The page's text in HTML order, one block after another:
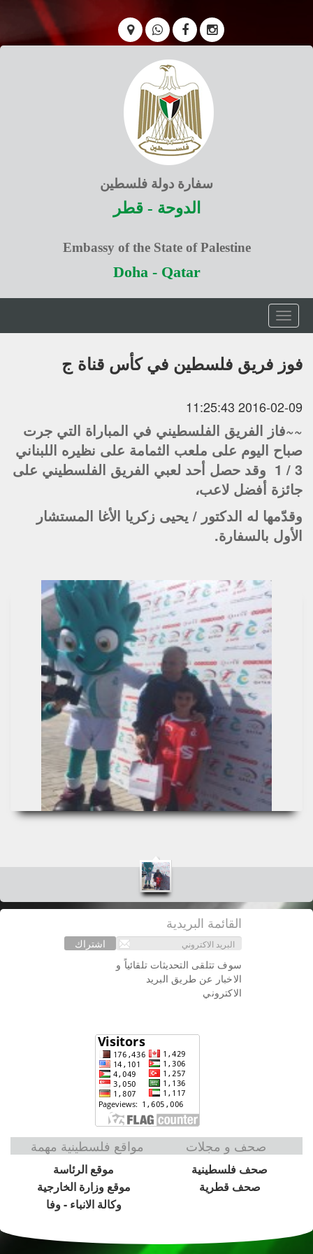
سفارة دولة فلسطين
الدوحة - قطر
Embassy of the State of Palestine
Doha - Qatar
Toggle
navigation
فوز فريق فلسطين في كأس قناة ج
2016-02-09 11:25:43
~~فاز الفريق الفلسطيني في المباراة التي جرت
صباح اليوم على ملعب الثمامة على نظيره اللبناني
3 / 1 وقد حصل أحد لعبي الفريق الفلسطيني على
جائزة أفضل لاعب،
وقدّمها له الدكتور / يحيى زكريا الأغا المستشار
الأول بالسفارة.
القائمة البريدية
اشتراك
سوف تتلقى التحديثات تلقائياً و
الاخبار عن طريق البريد
الاكتروني
صحف و مجلات مواقع فلسطينية مهمة
صحف فلسطينية
صحف قطرية
موقع الرئاسة
موقع وزارة الخارجية
وكالة الانباء - وفا